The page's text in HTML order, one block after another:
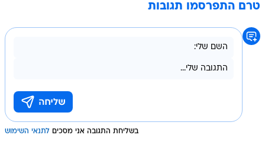
טרם התפרסמו תגובות
בשליחת התגובה אני מסכים לתנאי השימוש